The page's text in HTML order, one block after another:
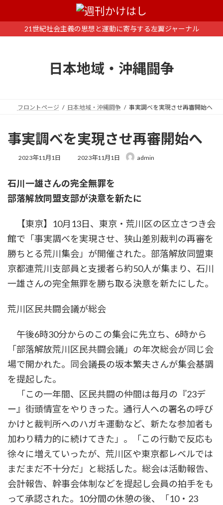
ン
ー
21世紀社会主義の思想と運動に寄与する左翼ジャーナル
日本地域・沖縄闘争
フロントページ 日本地域・沖縄闘争 事実調べを実現させ再審開始へ
事実調べを実現させ再審開始へ
2023年11月1日
最
新
時
2023年11月1日 admin
石川一雄さんの完全無罪を
部落解放同盟支部が決意を新たに
【東京】10月13日、東京・荒川区の区立さつき会
館で「事実調べを実現させ、狭山差別裁判の再審を
勝ちとる荒川集会」が開催された。部落解放同盟東
京都連荒川支部員と支援者ら約50人が集まり、石川
一雄さんの完全無罪を勝ち取る決意を新たにした。
荒川区民共闘会議が総会
午後6時30分からのこの集会に先立ち、6時から
「部落解放荒川区民共闘会議」の年次総会が同じ会
場で開かれた。同会議長の坂本繁夫さんが集会基調
を提起した。
「この一年間、区民共闘の仲間は毎月の『23デ
ー』街頭情宣をやりきった。通行人への署名の呼び
かけと裁判所へのハガキ運動など、新たな参加者も
加わり精力的に続けてきた」。「この行動で反応も
徐々に増えていったが、荒川区や東京都レベルでは
まだまだ不十分だ」と総括した。総会は活動報告、
会計報告、幹事会体制などを提起し会員の拍手をも
って承認された。10分間の休憩の後、「10・23